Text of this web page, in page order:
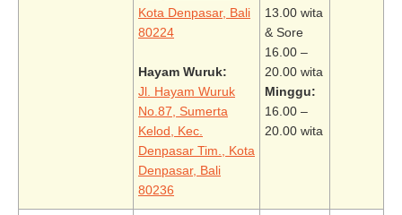
Kota Denpasar, Bali
80224
Hayam Wuruk:
Jl. Hayam Wuruk
No.87, Sumerta
Kelod, Kec.
Denpasar Tim., Kota
Denpasar, Bali
80236
13.00 wita
& Sore
16.00 –
20.00 wita
Minggu:
16.00 –
20.00 wita